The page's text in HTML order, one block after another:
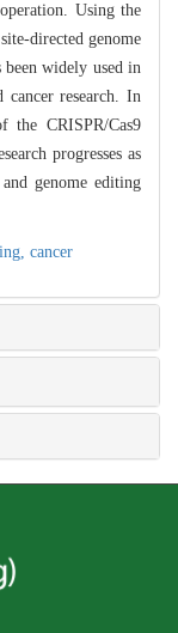
Using the
directed genome
widely used in
cancer research. In
the CRISPR/Cas9
progresses as
genome editing
cancer